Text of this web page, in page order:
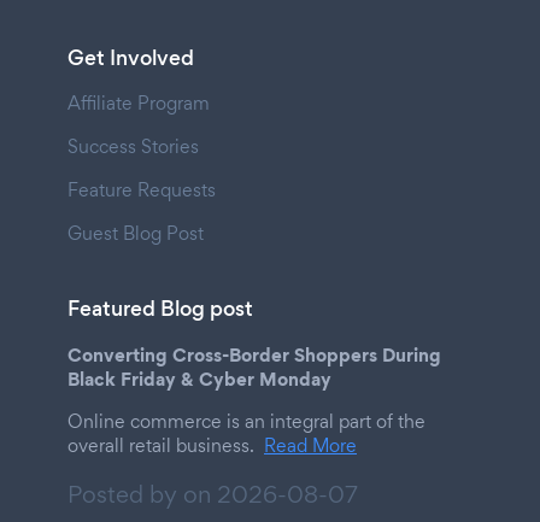
Get Involved
Affiliate Program
Success Stories
Feature Requests
Guest Blog Post
Featured Blog post
Converting Cross-Border Shoppers During
Black Friday & Cyber Monday
Online commerce is an integral part of the
overall retail business. Read More
Posted by on 2026-08-07